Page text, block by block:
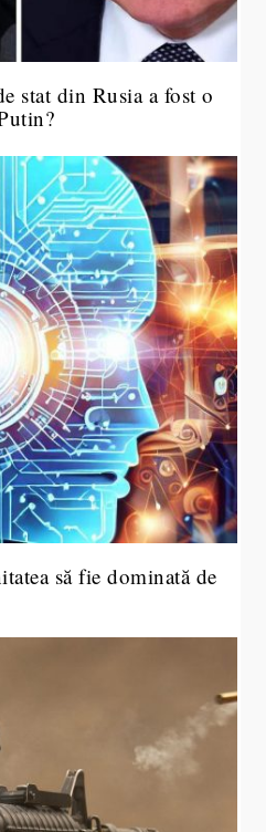
stat din Rusia a fost o
să fie dominată de